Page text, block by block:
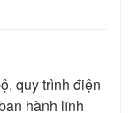
quy trình điện
hành lĩnh